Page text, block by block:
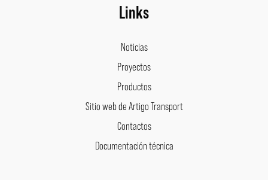
Links
Noticias
Proyectos
Productos
Sitio web de Artigo Transport
Contactos
Documentación técnica